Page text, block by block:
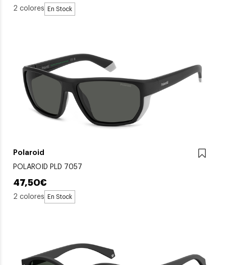
2 colores En Stock
Polaroid
POLAROID PLD 7057
47,50€
2 colores En Stock